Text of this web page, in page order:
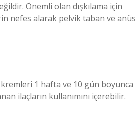
Önemli olan dışkılama için
nefes alarak pelvik taban ve anüs
1 hafta ve 10 gün boyunca
ilaçların kullanımını içerebilir.